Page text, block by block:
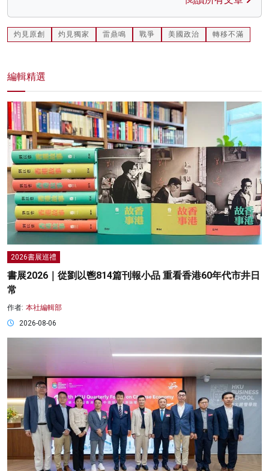
灼見原創 灼見獨家 雷鼎鳴 戰爭 美國政治 轉移不滿
編輯精選
2026書展巡禮
書展2026｜從劉以鬯814篇刊報小品 重看香港60年代市井日
常
作者: 本社編輯部
2026-08-06